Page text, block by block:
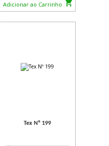
Adicionar ao Carrinho
Tex Nº 199